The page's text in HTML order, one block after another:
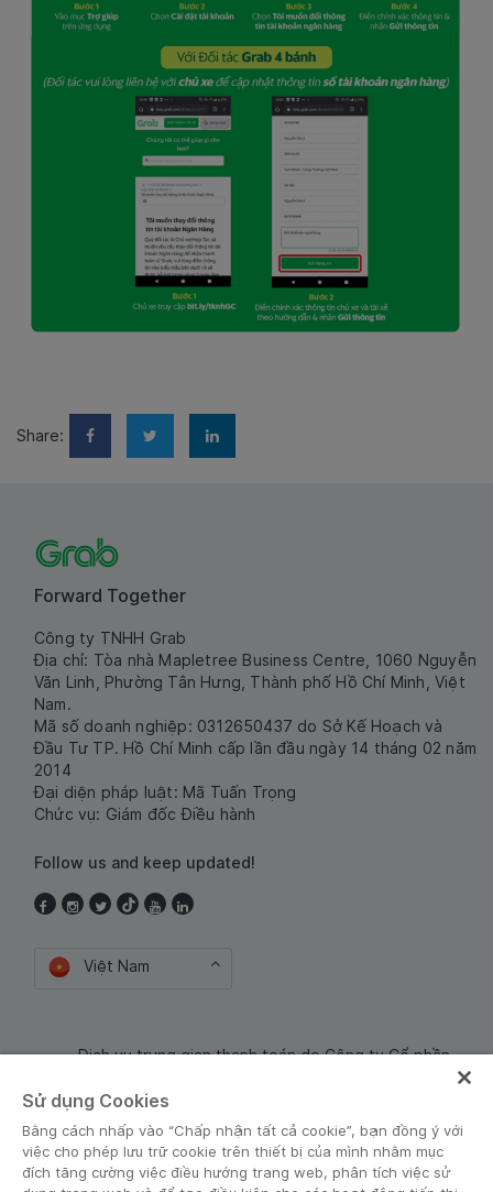
Share:
Forward Together
Công ty TNHH Grab
Địa chỉ: Tòa nhà Mapletree Business Centre, 1060 Nguyễn
Văn Linh, Phường Tân Hưng, Thành phố Hồ Chí Minh, Việt
Nam.
Mã số doanh nghiệp: 0312650437 do Sở Kế Hoạch và
Đầu Tư TP. Hồ Chí Minh cấp lần đầu ngày 14 tháng 02 năm
2014
Đại diện pháp luật: Mã Tuấn Trọng
Chức vụ: Giám đốc Điều hành
Follow us and keep updated!
Việt Nam
Dịch vụ trung gian thanh toán do Công ty Cổ phần
Sử dụng Cookies
Bằng cách nhấp vào “Chấp nhận tất cả cookie”, bạn đồng ý với
việc cho phép lưu trữ cookie trên thiết bị của mình nhằm mục
đích tăng cường việc điều hướng trang web, phân tích việc sử